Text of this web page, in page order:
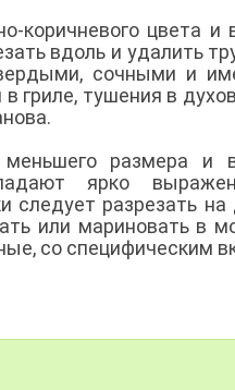
коричневого цвета
вдоль и удалить
сочными и
в гриле, тушения в
размера и
ярко
следует разрезать
или мариновать в
со специфическим